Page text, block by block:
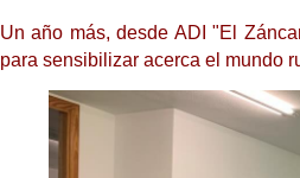
Un año más, desde ADI "El
para sensibilizar acerca el mundo